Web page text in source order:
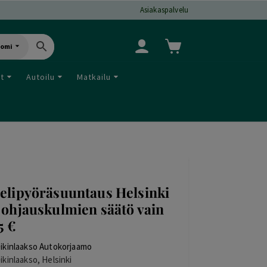
Asiakaspalvelu
Autoilu Matkailu
Helsinki
säätö vain
€
Autokorjaamo
Helsinki